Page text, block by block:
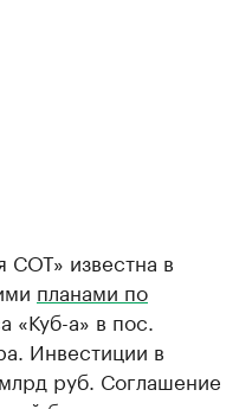
известна в
планами по
«Куб-а» в пос.
Инвестиции в
руб. Соглашение